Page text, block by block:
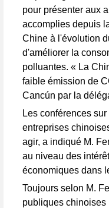
pour présenter aux
accomplies depuis
Chine à l'évolution
d'améliorer la
polluantes. « La
faible émission de
Cancún par la
Les conférences
entreprises
agir, a indiqué M.
au niveau des
économiques dans
Toujours selon M.
publiques chinoises